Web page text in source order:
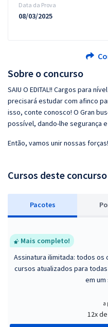
Sobre o concurso
SAIU O EDITAL!! Cargos para
precisará estudar com afinco
isso, conte conosco! O Gran
possível, dando-lhe segurança
Então, vamos unir nossas
Cursos deste concurso
Pacotes P
Mais completo!
Assinatura ilimitada: todos os
cursos atualizados para
em um
a
12x de
Data da Prova
08/03/2025